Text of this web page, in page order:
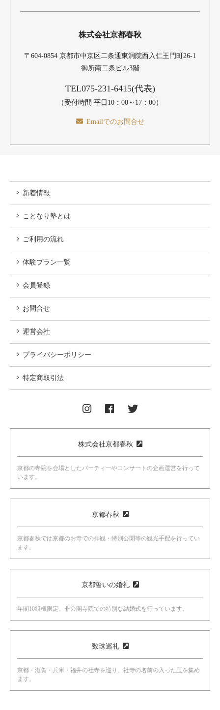
不参加をされた場合、販売価格の100%をキャンセル料と
してもらい受けます。
4.開催日の前々日にキャンセルされた場合、販売価格の
80％をキャンセル料としてもらい受けます。差額について
かかる振込み手数料はお客様にご負担いただきます。
5.開催日7日前から3日前にキャンセルされた場合、販売価
際にかかる振込み手数料はお客様にご負担いただきます。
前においても、お申し込みから25日目以降のキャンセルに
ついては、10％のキャンセル料をもらい受けます。払い戻
しの際にかかる振込み手数料はお客様にご負担いただきま
す。
「京都春秋 ことなり塾」の各企画では、企画毎に設けた
返金いたします。また、その際にかかる費用は弊社で負担
は同様にご対応いたします。
災害などにより企画の催行中止を決定する場合がございま
ます。また、その際にかかる費用は弊社で負担をいたしま
本サイトの利用に際し、利用者には、インターネット利用
の一般的なマナーやモラルおよび技術的ルールを遵守して
いただきます。
本サービスを利用できるのは、本ページ内容に同意したお
客さまのみです。
個人情報の取り扱いについて
免責事項
弊社は、本サイトのサービスに関連して発生した利用者ま
たは第三者の損害について、弊社の故意または過失により
す。
株式会社京都春秋
〒604-0854 京都市中京区二条通東洞院西入仁王門町26-1
御所南二条ビル3階
TEL075-231-6415(代表)
（受付時間 平日10：00～17：00）
Emailでのお問合せ
新着情報
ことなり塾とは
ご利用の流れ
体験プラン一覧
会員登録
お問合せ
運営会社
プライバシーポリシー
特定商取引法
株式会社京都春秋
京都の寺院を会場としたパーティーやコンサートの企画運営を行って
います。
京都春秋
京都春秋では京都のお寺での拝観・特別公開等の観光手配を行ってい
ます。
京都誓いの婚礼
年間10組様限定、非公開寺院での特別な結婚式を行っています。
数珠巡礼
京都・滋賀・兵庫・福井の社寺を巡り、社寺の名前の入った玉を集め
ます。